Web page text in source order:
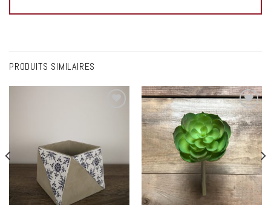
PRODUITS SIMILAIRES
Add to
wishlist